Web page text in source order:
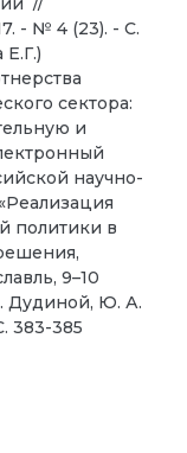
- № 4 (23). - С.
сектора:
и
научно-
политики в
9–10
Дудиной, Ю. А.
383-385